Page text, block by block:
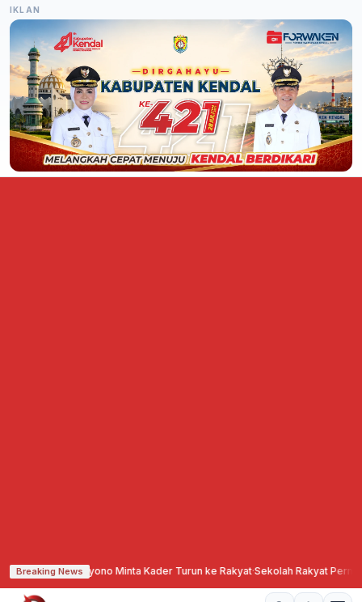
IKLAN
Breaking News
Minta Kader Turun ke Rakyat·Sekolah Rakyat Permanen di Cepu